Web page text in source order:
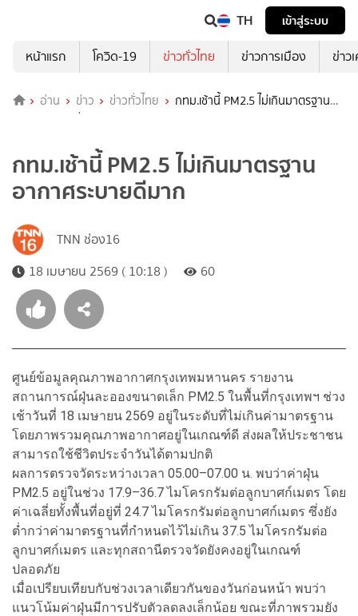
TH
เข้าสู่ระบบ
หน้าแรก
โควิด-19 ข่าวทั่วไทย ข่าวการเมือง ข่าว
อ่าน ข่าว ข่าวทั่วไทย
กทม.เช้านี้ PM2.5 ไม่เกินมาตรฐาน
อากาศระบายดีมาก
กทม.เช้านี้ PM2.5 ไม่เกินมาตรฐาน
อากาศระบายดีมาก
TNN ช่อง16
18 เมษายน 2569 ( 10:18 )
60
ศูนย์ข้อมูลคุณภาพอากาศกรุงเทพมหานคร รายงาน
สถานการณ์ฝุ่นละอองขนาดเล็ก PM2.5 ในพื้นที่กรุงเทพฯ ช่วง
เช้าวันที่ 18 เมษายน 2569 อยู่ในระดับที่ไม่เกินค่ามาตรฐาน
โดยภาพรวมคุณภาพอากาศอยู่ในเกณฑ์ดี ส่งผลให้ประชาชน
สามารถใช้ชีวิตประจำวันได้ตามปกติ
ผลการตรวจวัดระหว่างเวลา 05.00–07.00 น. พบว่าค่าฝุ่น
PM2.5 อยู่ในช่วง 17.9–36.7 ไมโครกรัมต่อลูกบาศก์เมตร โดย
ค่าเฉลี่ยทั้งพื้นที่อยู่ที่ 24.7 ไมโครกรัมต่อลูกบาศก์เมตร ซึ่งยัง
ต่ำกว่าค่ามาตรฐานที่กำหนดไว้ไม่เกิน 37.5 ไมโครกรัมต่อ
ลูกบาศก์เมตร และทุกสถานีตรวจวัดยังคงอยู่ในเกณฑ์
ปลอดภัย
เมื่อเปรียบเทียบกับช่วงเวลาเดียวกันของวันก่อนหน้า พบว่า
แนวโน้มค่าฝุ่นมีการปรับตัวลดลงเล็กน้อย ขณะที่ภาพรวมยัง